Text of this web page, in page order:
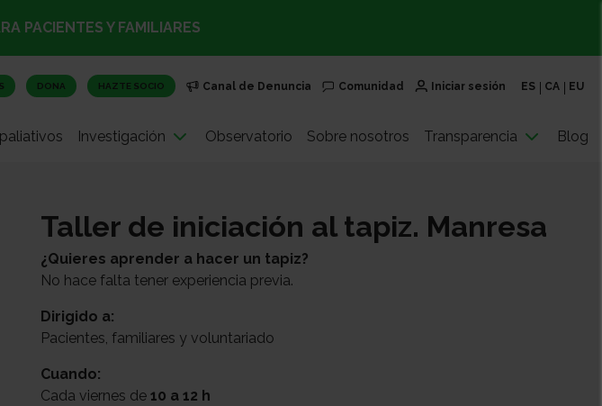
PACIENTES Y FAMILIARES
DONA HAZTE SOCIO Canal de Denuncia Comunidad Iniciar sesión ES CA EU
Investigación Observatorio Sobre nosotros Transparencia Blog
Taller de iniciación al tapiz. Manresa
¿Quieres aprender a hacer un tapiz?
No hace falta tener experiencia previa.
Dirigido a:
Pacientes, familiares y voluntariado
Cuando:
Cada viernes de 10 a 12 h